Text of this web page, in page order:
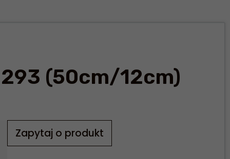
(50cm/12cm)
Zapytaj o produkt